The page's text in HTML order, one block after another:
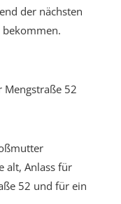
der nächsten
bekommen.
52
alt, Anlass für
52 und für ein